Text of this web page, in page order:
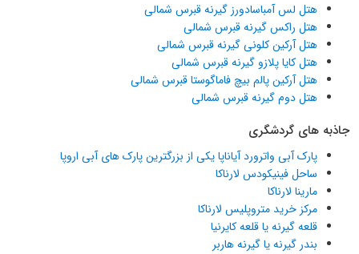
هتل لس آمباسادورز گیرنه قبرس شمالی
هتل راکس گیرنه قبرس شمالی
هتل آرکین کلونی گیرنه قبرس شمالی
هتل کایا پلازو گیرنه قبرس شمالی
هتل آرکین پالم بیچ فاماگوستا قبرس شمالی
هتل دوم گیرنه قبرس شمالی
جاذبه های گردشگری
پارک آبی واترورد آیاناپا یکی از بزرگترین پارک های آبی اروپا
ساحل فینیکودس لارناکا
مارینا لارناکا
مرکز خرید متروپلیس لارناکا
قلعه گیرنه یا قلعه کایرنیا
بندر گیرنه یا گیرنه هاربر